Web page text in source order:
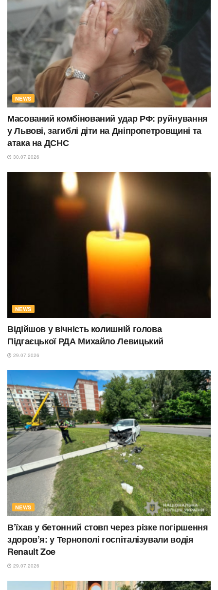
NEWS
Масований комбінований удар РФ: руйнування
у Львові, загиблі діти на Дніпропетровщині та
атака на ДСНС
30.07.2026
NEWS
Відійшов у вічність колишній голова
Підгаєцької РДА Михайло Левицький
29.07.2026
NEWS
В’їхав у бетонний стовп через різке погіршення
здоров’я: у Тернополі госпіталізували водія
Renault Zoe
29.07.2026